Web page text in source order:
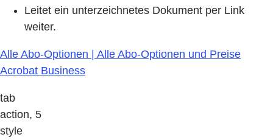
Leitet ein unterzeichnetes Dokument per Link
weiter.
Alle Abo-Optionen | Alle Abo-Optionen und Preise
Acrobat Business
tab
action, 5
style